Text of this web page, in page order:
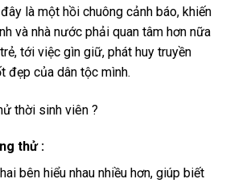
là một hồi chuông cảnh báo, khiến
và nhà nước phải quan tâm hơn nữa
tới việc gìn giữ, phát huy truyền
đẹp của dân tộc mình.
thử :
bên hiểu nhau nhiều hơn, giúp biết